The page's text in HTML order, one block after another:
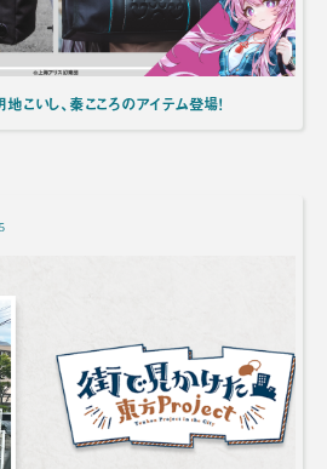
いし、秦こころのアイテム登場！